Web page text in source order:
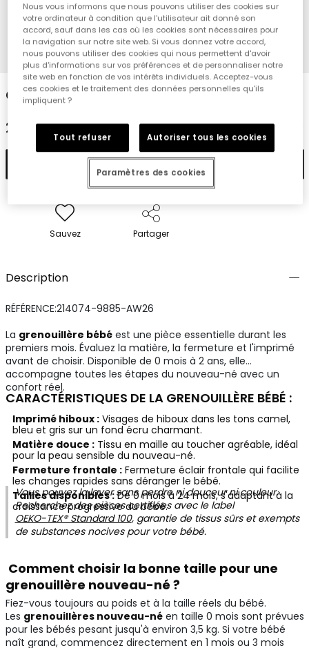
1 2 3 4
Grenouillère bébé écrue imprimée hiboux
29,95 €
Ajouter
Sauvez Partager
Description
RÉFÉRENCE:214074-9885-AW26
La grenouillère bébéest une pièce essentielle durant les
premiers mois. Évaluez la matière, la fermeture et l'imprimé
avant de choisir. Disponible de 0 mois à 2 ans, elle
accompagne toutes les étapes du nouveau-né avec un
confort réel.
CARACTÉRISTIQUES DE LA GRENOUILLÈRE BÉBÉ :
Imprimé hiboux :Visages de hiboux dans les tons camel,
bleu et gris sur un fond écru charmant.
Matière douce :Tissu en maille au toucher agréable, idéal
pour la peau sensible du nouveau-né.
Fermeture frontale :Fermeture éclair frontale qui facilite
les changes rapides sans déranger le bébé.
Tailles disponibles :De 0 mois à 24 mois, s'adaptant à la
croissance progressive du bébé.
Vous pouvez la laver sans perdre ni douceur ni couleur.
Recherchez des pièces certifiées avec le label
OEKO-TEX® Standard 100, garantie de tissus sûrs et exempts
de substances nocives pour votre bébé.
Comment choisir la bonne taille pour une
grenouillère nouveau-né ?
Fiez-vous toujours au poids et à la taille réels du bébé.
Les grenouillères nouveau-néen taille 0 mois sont prévues
pour les bébés pesant jusqu'à environ 3,5 kg. Si votre bébé
naît grand, commencez directement en 1 mois ou 3 mois
Nous vous informons que nous pouvons utiliser des cookies sur
votre ordinateur à condition que l'utilisateur ait donné son
accord, sauf dans les cas où les cookies sont nécessaires pour
la navigation sur notre site web. Si vous donnez votre accord,
nous pouvons utiliser des cookies qui nous permettent d'avoir
plus d'informations sur vos préférences et de personnaliser notre
site web en fonction de vos intérêts individuels. Acceptez-vous
ces cookies et le traitement des données personnelles qu'ils
impliquent ?
Tout refuser Autoriser tous les cookies
Paramètres des cookies